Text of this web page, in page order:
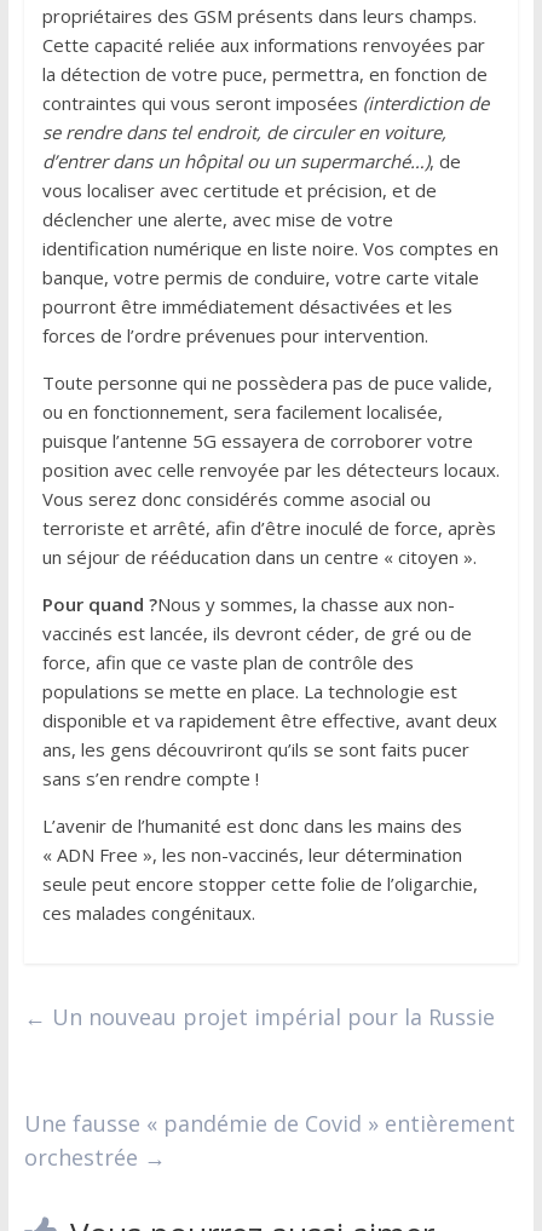
propriétaires des GSM présents dans leurs champs.
Cette capacité reliée aux informations renvoyées par
la détection de votre puce, permettra, en fonction de
contraintes qui vous seront imposées (interdiction de
se rendre dans tel endroit, de circuler en voiture,
d’entrer dans un hôpital ou un supermarché…), de
vous localiser avec certitude et précision, et de
déclencher une alerte, avec mise de votre
identification numérique en liste noire. Vos comptes en
banque, votre permis de conduire, votre carte vitale
pourront être immédiatement désactivées et les
forces de l’ordre prévenues pour intervention.
Toute personne qui ne possèdera pas de puce valide,
ou en fonctionnement, sera facilement localisée,
puisque l’antenne 5G essayera de corroborer votre
position avec celle renvoyée par les détecteurs locaux.
Vous serez donc considérés comme asocial ou
terroriste et arrêté, afin d’être inoculé de force, après
un séjour de rééducation dans un centre « citoyen ».
Pour quand ?Nous y sommes, la chasse aux non-
vaccinés est lancée, ils devront céder, de gré ou de
force, afin que ce vaste plan de contrôle des
populations se mette en place. La technologie est
disponible et va rapidement être effective, avant deux
ans, les gens découvriront qu’ils se sont faits pucer
sans s’en rendre compte !
L’avenir de l’humanité est donc dans les mains des
« ADN Free », les non-vaccinés, leur détermination
seule peut encore stopper cette folie de l’oligarchie,
ces malades congénitaux.
← Un nouveau projet impérial pour la Russie
Une fausse « pandémie de Covid » entièrement
orchestrée →